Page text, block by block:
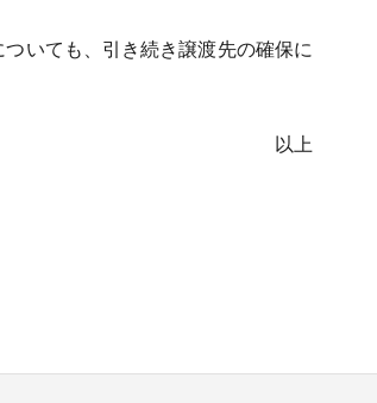
いても、引き続き譲渡先の確保に
以上